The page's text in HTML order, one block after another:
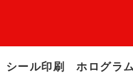
シール印刷 ホログラ